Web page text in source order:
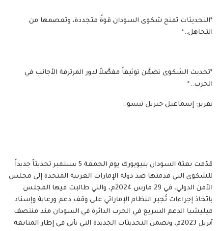
*التحديثات تمنح شكوى السودان قوةً متجددة، وتعصمها من
التجاهل..*
*تحديث الشكوى تضمَّن توثيقاً مفصَّلاً لدور المرتزقة الأجانب في
الحرب..*
تقرير: إسماعيل جبريل تيسو..
قدّمت بعثة السودان بنيويورك يوم الجمعة 5 سبتمبر تحديثاً جديداً
للشكوى التي قدمتها ضد دولة الإمارات العربية المتحدة إلى مجلس
الأمن الدولي، في 29 مارس 2024م، والتي طالبت فيها المجلس
باتخاذ إجراءات تُجبر النظام الإماراتي على وقف دعم ورعاية وإسناد
ميليشيا الدعم السريع في الحرب الدائرة في السودان منذ منتصف
أبريل 2023م، وتضمن التحديثات الجديدة التي تأتي في إطار المتابعة